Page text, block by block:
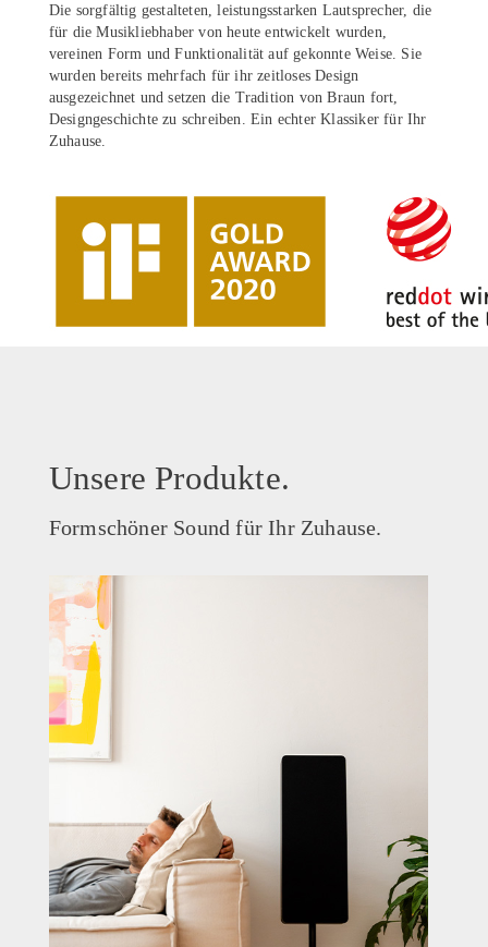
Die sorgfältig gestalteten, leistungsstarken Lautsprecher, die
für die Musikliebhaber von heute entwickelt wurden,
vereinen Form und Funktionalität auf gekonnte Weise. Sie
wurden bereits mehrfach für ihr zeitloses Design
ausgezeichnet und setzen die Tradition von Braun fort,
Designgeschichte zu schreiben. Ein echter Klassiker für Ihr
Zuhause.
Unsere Produkte.
Formschöner Sound für Ihr Zuhause.